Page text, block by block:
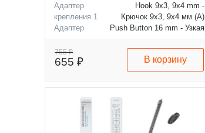
Адаптер
крепления 1
Hook 9x3, 9x4 mm -
Крючок 9x3, 9x4 мм (A)
Адаптер
Push Button 16 mm - Узкая
755 ₽
655 ₽ В корзину